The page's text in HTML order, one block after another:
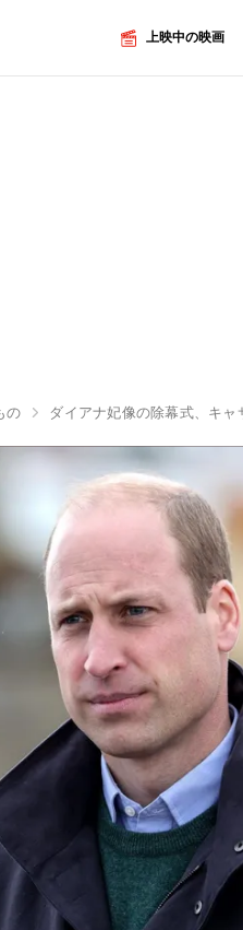
上映中の映画
の ダイアナ妃像の除幕式、キャ